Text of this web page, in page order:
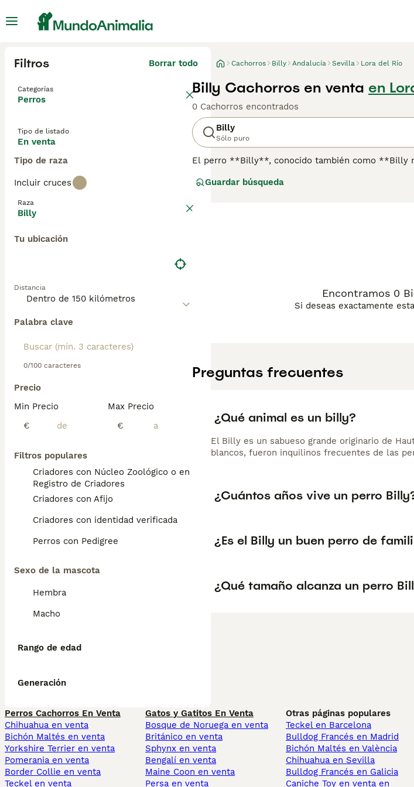
Filtros Borrar todo
Categorías
Perros
Tipo de listado
En venta
Tipo de raza
Incluir cruces
Raza
Billy
Tu ubicación
Distancia
Palabra clave
0/100 caracteres
Precio
Min Precio
€
Max Precio
€
Filtros populares
Criadores con Núcleo Zoológico o en el
Registro de Criadores
Criadores con Afijo
Criadores con identidad verificada
Perros con Pedigree
Sexo de la mascota
Hembra
Macho
Rango de edad
Generación
Cachorros Billy Andalucía Sevilla Lora del Río
Billy Cachorros en venta en
0 Cachorros encontrados
Billy
Sólo puro
El perro **Billy**, conocido también como **Billy
una altura de entre 58 y 69 cm y un peso que
valiente y enérgico, ideal para la caza en terrenos
Es un perro afectuoso y leal con la familia, pero
primerizas ni para espacios pequeños como
que encontrar un cachorro o perro Billy puede ser
Guardar búsqueda
Encontramos 0
Si deseas exactamente
Preguntas frecuentes
¿Qué animal es un billy?
El Billy es un sabueso grande originario de
blancos, fueron inquilinos frecuentes de las
¿Cuántos años vive un perro
¿Es el Billy un buen perro de
¿Qué tamaño alcanza un perro
Perros Cachorros En Venta
Chihuahua en venta
Bichón Maltés en venta
Yorkshire Terrier en venta
Pomerania en venta
Border Collie en venta
Teckel en venta
Gatos y Gatitos En Venta
Bosque de Noruega en venta
Británico en venta
Sphynx en venta
Bengalí en venta
Maine Coon en venta
Persa en venta
Otras páginas populares
Teckel en Barcelona
Bulldog Francés en Madrid
Bichón Maltés en València
Chihuahua en Sevilla
Bulldog Francés en Galicia
Caniche Toy en venta en